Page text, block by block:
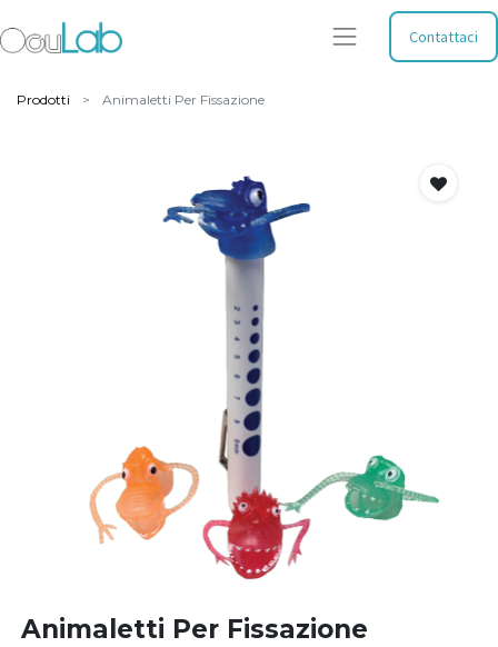
Contattaci
Prodotti Animaletti Per Fissazione
Animaletti Per Fissazione